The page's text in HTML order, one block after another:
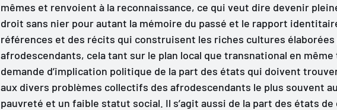
mêmes et renvoient à la reconnaissance, ce qui veut dire devenir
droit sans nier pour autant la mémoire du passé et le rapport
références et des récits qui construisent les riches cultures élaborées
afrodescendants, cela tant sur le plan local que transnational en même
demande d’implication politique de la part des états qui doivent
aux divers problèmes collectifs des afrodescendants le plus souvent
pauvreté et un faible statut social. Il s’agit aussi de la part des états de